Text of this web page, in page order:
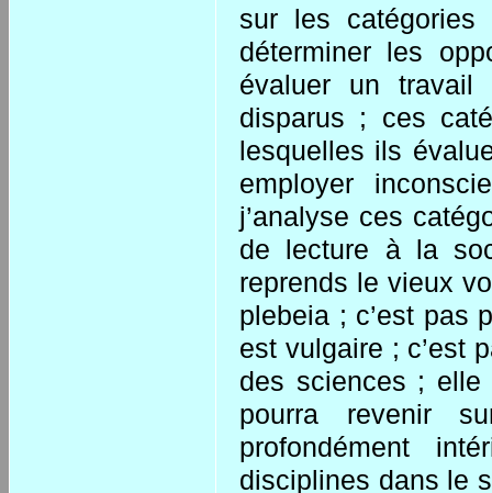
sur les catégories
déterminer les
évaluer un travail
disparus ; ces
lesquelles ils
employer
j’analyse ces
de lecture à la
reprends le vieux
plebeia ; c’est pas
est vulgaire ; c’est
des sciences ; elle
pourra revenir
profondément
disciplines dans le